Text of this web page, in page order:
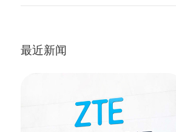
最近新闻